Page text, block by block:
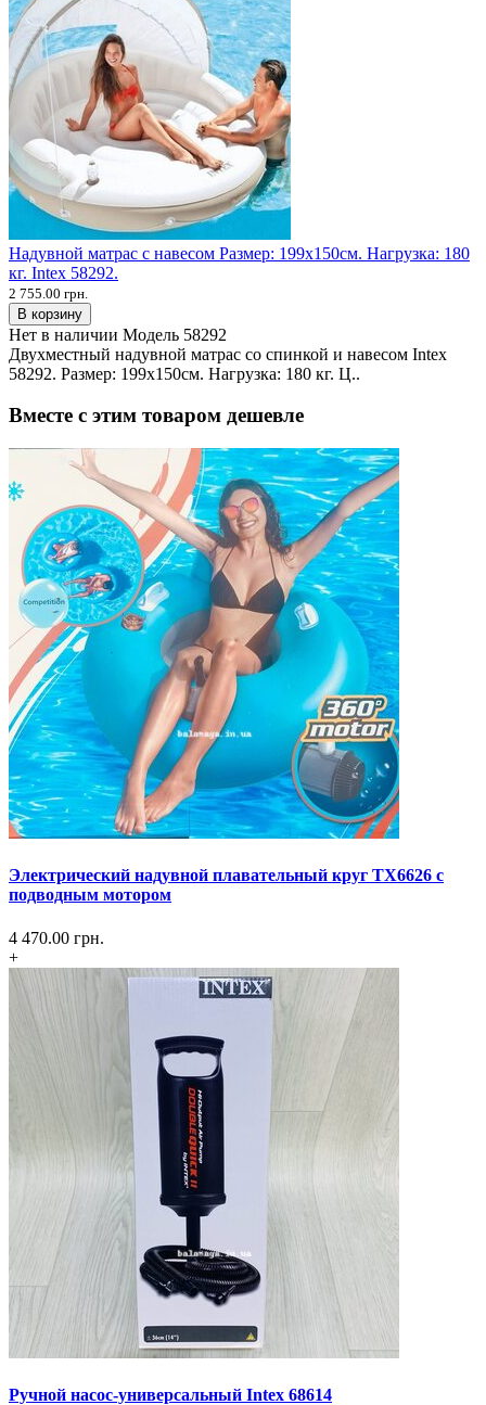
Надувной матрас с навесом Размер: 199х150см. Нагрузка: 180
кг. Intex 58292.
2 755.00 грн.
В корзину
Нет в наличии Модель 58292
Двухместный надувной матрас со спинкой и навесом Intex
58292. Размер: 199х150см. Нагрузка: 180 кг. Ц..
Вместе с этим товаром дешевле
Электрический надувной плавательный круг TX6626 с
подводным мотором
4 470.00 грн.
+
Ручной насос-универсальный Intex 68614